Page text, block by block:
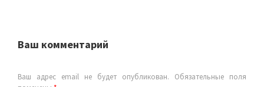
Ваш комментарий
Ваш адрес email не будет опубликован.
Обязательные поля